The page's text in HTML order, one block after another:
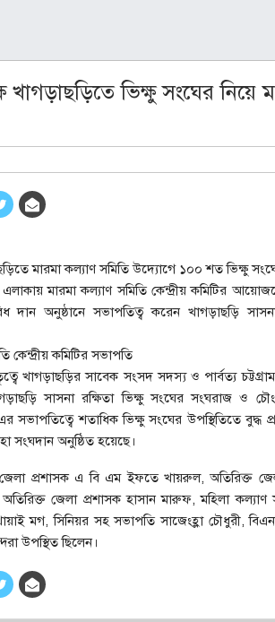
খাগড়াছড়িতে ভিক্ষু সংঘের নিয়ে
মারমা কল্যাণ সমিতি উদ্যোগে ১০০ শত ভিক্ষু
মারমা কল্যাণ সমিতি কেন্দ্রীয় কমিটির
অনুষ্ঠানে সভাপতিত্ব করেন খাগড়াছড়ি
কেন্দ্রীয় কমিটির সভাপতি
খাগড়াছড়ির সাবেক সংসদ সদস্য ও পার্বত্য
সাসনা রক্ষিতা ভিক্ষু সংঘের সংঘরাজ ও
সভাপতিত্বে শতাধিক ভিক্ষু সংঘের উপস্থিতিতে বুদ্ধ
সংঘদান অনুষ্ঠিত হয়েছে।
প্রশাসক এ বি এম ইফতে খায়রুল, অতিরিক্ত
জেলা প্রশাসক হাসান মারুফ, মহিলা কল্যাণ
মগ, সিনিয়র সহ সভাপতি সাজেংহ্লা চৌধুরী,
উপস্থিত ছিলেন।